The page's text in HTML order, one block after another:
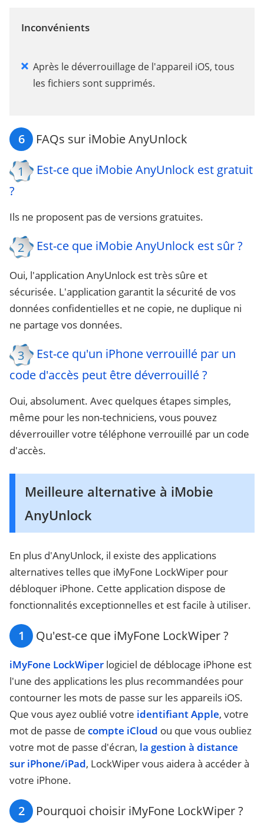
Inconvénients
Après le déverrouillage de l'appareil iOS, tous
les fichiers sont supprimés.
6 FAQs sur iMobie AnyUnlock
1
Est-ce que iMobie AnyUnlock est gratuit
?
Ils ne proposent pas de versions gratuites.
2 Est-ce que iMobie AnyUnlock est sûr ?
Oui, l'application AnyUnlock est très sûre et
sécurisée. L'application garantit la sécurité de vos
données confidentielles et ne copie, ne duplique ni
ne partage vos données.
3
Est-ce qu'un iPhone verrouillé par un
code d'accès peut être déverrouillé ?
Oui, absolument. Avec quelques étapes simples,
même pour les non-techniciens, vous pouvez
déverrouiller votre téléphone verrouillé par un code
d'accès.
Meilleure alternative à iMobie
AnyUnlock
En plus d'AnyUnlock, il existe des applications
alternatives telles que iMyFone LockWiper pour
débloquer iPhone. Cette application dispose de
fonctionnalités exceptionnelles et est facile à utiliser.
1 Qu'est-ce que iMyFone LockWiper ?
iMyFone LockWiper logiciel de déblocage iPhone est
l'une des applications les plus recommandées pour
contourner les mots de passe sur les appareils iOS.
Que vous ayez oublié votre identifiant Apple, votre
mot de passe de compte iCloud ou que vous oubliez
votre mot de passe d'écran, la gestion à distance
sur iPhone/iPad, LockWiper vous aidera à accéder à
votre iPhone.
2 Pourquoi choisir iMyFone LockWiper ?